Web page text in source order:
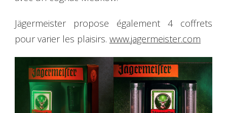
Jägermeister propose également 4 coffrets
pour varier les plaisirs. www.jagermeister.com